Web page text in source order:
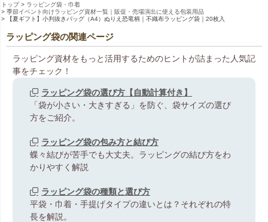
トップ
ラッピング袋・巾着
季節イベント向けラッピング資材一覧｜販促・売場演出に使える包装用品
【夏ギフト】小判抜きバッグ（A4）ぬりえ恐竜柄｜不織布ラッピング袋｜20枚入
ラッピング袋の関連ページ
ラッピング資材をもっと活用するためのヒントが詰まった人気記
事をチェック！
ラッピング袋の選び方【自動計算付き】
「袋が小さい・大きすぎる」を防ぐ、袋サイズの選び
方をご紹介。
ラッピング袋の包み方と結び方
蝶々結びが苦手でも大丈夫。ラッピングの結び方をわ
かりやすく解説
ラッピング袋の種類と選び方
平袋・巾着・手提げタイプの違いとは？それぞれの特
長を解説。